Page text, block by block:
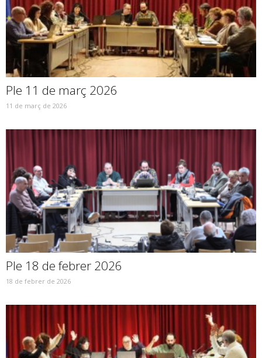
Ple 11 de març 2026
11 de març de 2026
Ple 18 de febrer 2026
18 de febrer de 2026